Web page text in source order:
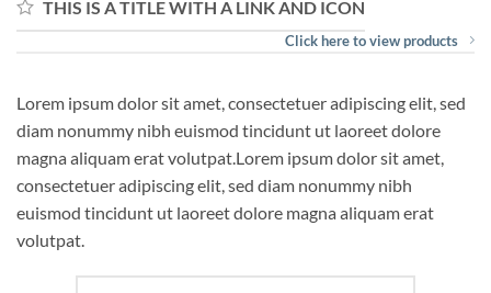
THIS IS A TITLE WITH A LINK AND ICON
Click here to view products
Lorem ipsum dolor sit amet, consectetuer adipiscing elit, sed
diam nonummy nibh euismod tincidunt ut laoreet dolore
magna aliquam erat volutpat.Lorem ipsum dolor sit amet,
consectetuer adipiscing elit, sed diam nonummy nibh
euismod tincidunt ut laoreet dolore magna aliquam erat
volutpat.